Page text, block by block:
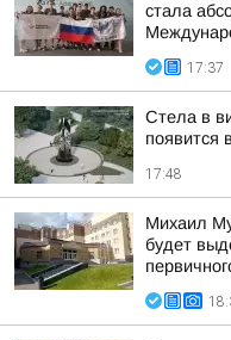
стала
17:37
Стела в
появится
17:48
Михаил
будет